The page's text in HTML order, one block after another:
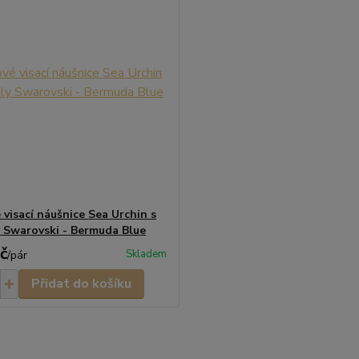
náušnice Sea Urchin s
- Bermuda Blue
/pár Skladem
Přidat do košíku